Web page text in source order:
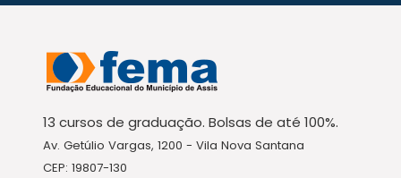
13 cursos de graduação. Bolsas de até 100%.
Av. Getúlio Vargas, 1200 - Vila Nova Santana
CEP: 19807-130